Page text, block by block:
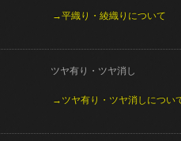
→平織り・綾織りについて
ツヤ有り・ツヤ消し
→ツヤ有り・ツヤ消しについ